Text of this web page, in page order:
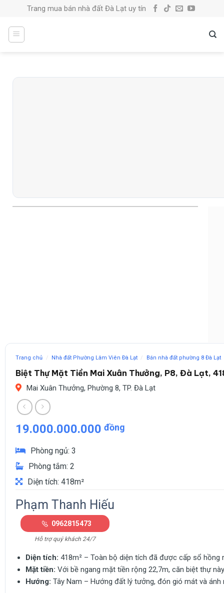
content
Trang mua bán nhà đất Đà Lạt uy tín
Trang chủ / Nhà đất Phường Lâm Viên Đà Lạt / Bán nhà đất phường 8 Đà Lạt
Biệt Thự Mặt Tiền Mai Xuân Thưởng, P8, Đà Lạt,
Mai Xuân Thưởng, Phường 8, TP. Đà Lạt
19.000.000.000 đồng
Phòng ngủ: 3
Phòng tắm: 2
Diện tích: 418m²
Phạm Thanh Hiếu
0962815473
Hỗ trợ quý khách 24/7
Diện tích: 418m² – Toàn bộ diện tích đã được cấp sổ hồng
Mặt tiền: Với bề ngang mặt tiền rộng 22,7m, căn biệt thự
Hướng: Tây Nam – Hướng đất lý tưởng, đón gió mát và